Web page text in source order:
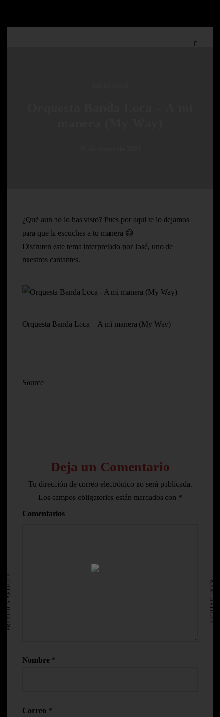
AVISO LEGAL
¿Qué aun no lo has visto? Pues por aquí te lo dejamos
para que la escuches a tu manera 😅
Disfruten este tema interpretado por José, uno de
nuestros cantantes.
Orquesta Banda Loca – A mi manera (My Way)
Source
Deja un Comentario
Tu dirección de correo electrónico no será publicada.
Los campos obligatorios están marcados con *
Comentarios
Nombre *
Correo *
PREVIOUS ARTICLE NEXT ARTICLE